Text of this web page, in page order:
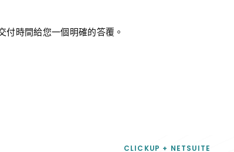
付時間給您一個明確的答覆。
CLICKUP + NETSUITE